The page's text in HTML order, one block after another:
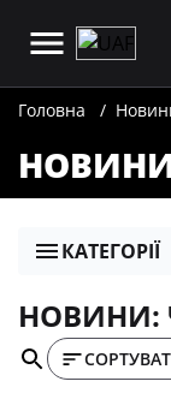
Головна
КАТЕГОРІЇ
НОВИНИ: